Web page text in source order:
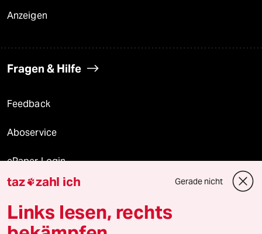
Anzeigen
Fragen & Hilfe
Feedback
Aboservice
ePaper Login
Downloads für Abonnierende
taz zahl ich Gerade nicht
Links lesen, rechts